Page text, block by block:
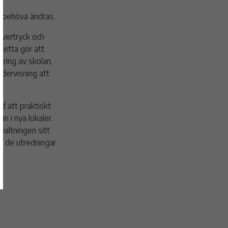
ändras.
och
gör att
av skolan.
att
att praktiskt
i nya lokaler.
sitt
de utredningar